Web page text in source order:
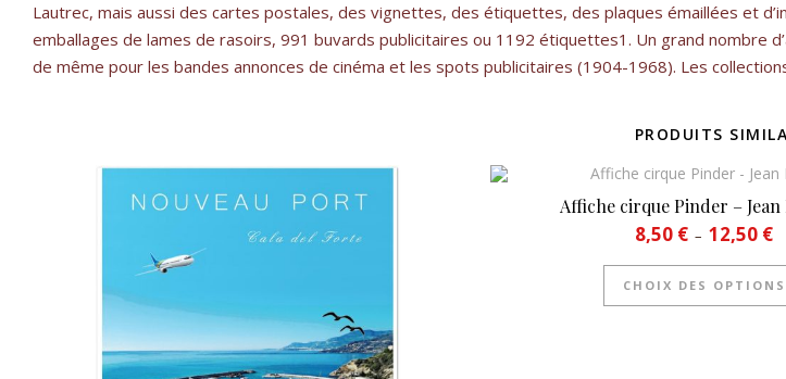
Lautrec, mais aussi des cartes postales, des vignettes, des étiquettes, des plaques émaillées et
emballages de lames de rasoirs, 991 buvards publicitaires ou 1192 étiquettes1. Un grand nombre
de même pour les bandes annonces de cinéma et les spots publicitaires (1904-1968). Les
PRODUITS
Affiche cirque Pinder – Jean
8,50 € – 12,50 €
CHOIX DES OPTIONS